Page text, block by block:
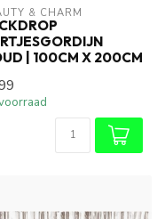
& CHARM
| 100CM X 200CM